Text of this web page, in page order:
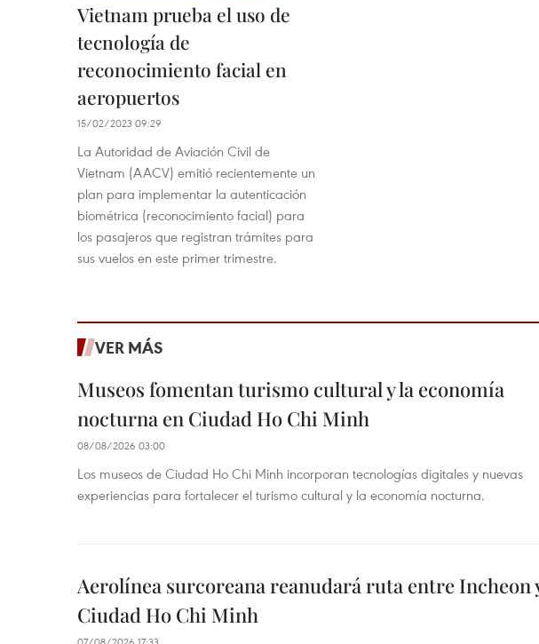
Vietnam prueba el uso de
tecnología de
reconocimiento facial en
aeropuertos
15/02/2023 09:29
La Autoridad de Aviación Civil de
Vietnam (AACV) emitió recientemente un
plan para implementar la autenticación
biométrica (reconocimiento facial) para
los pasajeros que registran trámites para
sus vuelos en este primer trimestre.
VER MÁS
Museos fomentan turismo cultural y la economía
nocturna en Ciudad Ho Chi Minh
08/08/2026 03:00
Los museos de Ciudad Ho Chi Minh incorporan tecnologías digitales y nuevas
experiencias para fortalecer el turismo cultural y la economía nocturna.
Aerolínea surcoreana reanudará ruta entre Incheon
Ciudad Ho Chi Minh